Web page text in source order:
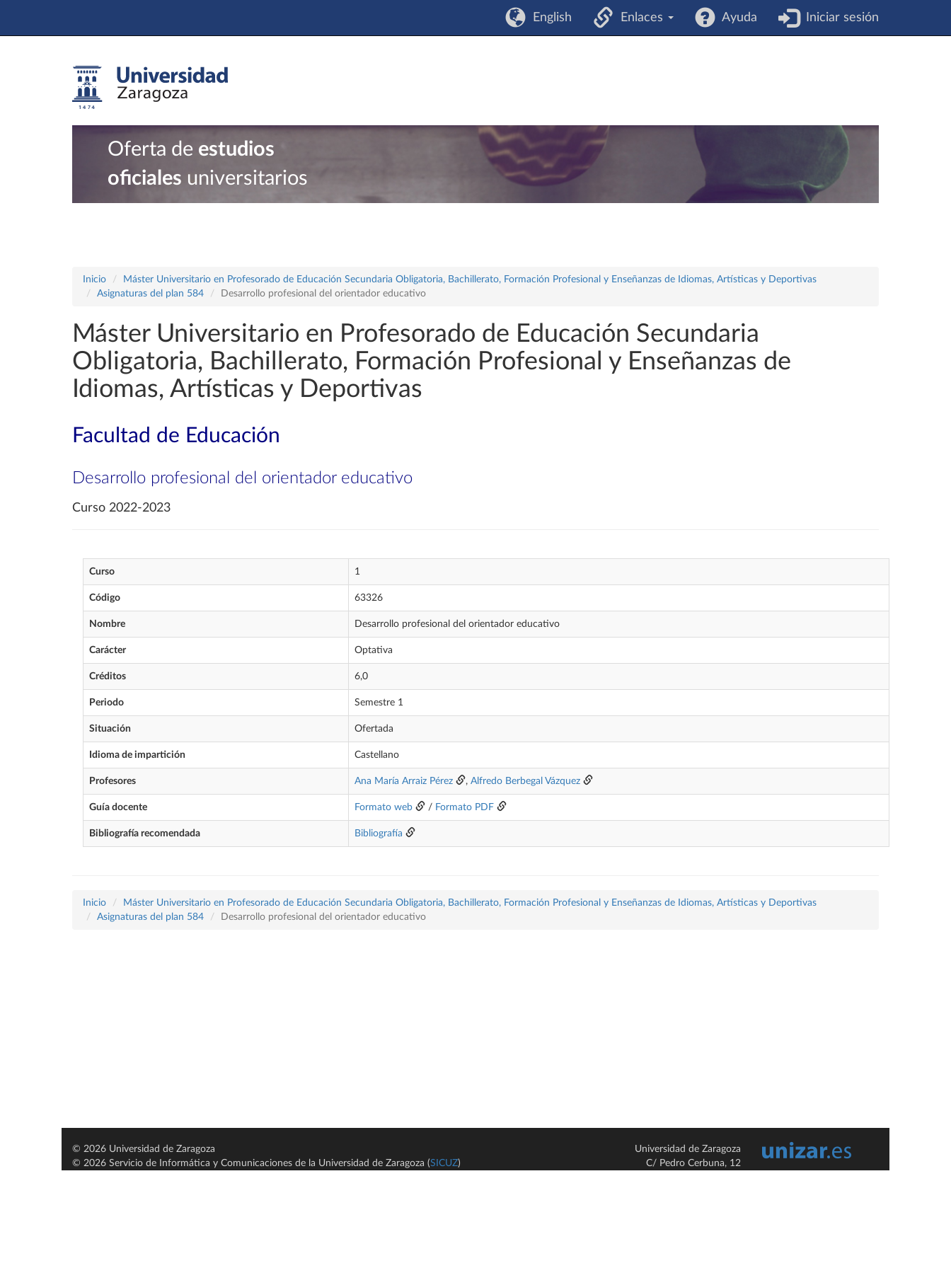
English Enlaces Ayuda Iniciar sesión
Oferta de estudios
oficiales universitarios
Inicio
Máster Universitario en Profesorado de Educación Secundaria Obligatoria, Bachillerato, Formación Profesional y Enseñanzas de Idiomas, Artísticas y Deportivas
Asignaturas del plan 584
Desarrollo profesional del orientador educativo
Máster Universitario en Profesorado de Educación Secundaria
Obligatoria, Bachillerato, Formación Profesional y Enseñanzas de
Idiomas, Artísticas y Deportivas
Facultad de Educación
Desarrollo profesional del orientador educativo
Curso 2022-2023
Curso 1
Código 63326
Nombre Desarrollo profesional del orientador educativo
Carácter Optativa
Créditos 6,0
Periodo Semestre 1
Situación Ofertada
Idioma de impartición Castellano
Profesores Ana María Arraiz Pérez , Alfredo Berbegal Vázquez
Guía docente Formato web / Formato PDF
Bibliografía recomendada Bibliografía
Inicio
Máster Universitario en Profesorado de Educación Secundaria Obligatoria, Bachillerato, Formación Profesional y Enseñanzas de Idiomas, Artísticas y Deportivas
Asignaturas del plan 584
Desarrollo profesional del orientador educativo
© 2026 Universidad de Zaragoza
© 2026 Servicio de Informática y Comunicaciones de la Universidad de Zaragoza (SICUZ)
Universidad de Zaragoza
C/ Pedro Cerbuna, 12